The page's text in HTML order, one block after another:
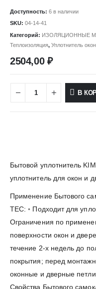
Доступность: 6 в наличии
SKU: 04-14-41
Категорий: ИЗОЛЯЦИОННЫЕ
Теплоизоляция, Уплотнитель
2504,00 ₽
В
Бытовой уплотнитель
уплотнитель для окон и
Применение Бытового
TEC: ◦ Подходит для
Ограничения по
поверхности окон и
течение 2-х недель до
покрытия; перед
оконные и дверные петли.
Свойства Бытового